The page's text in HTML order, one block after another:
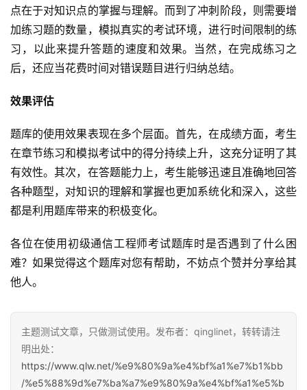
点在于对知识点的掌握与理解。而到了冲刺阶段，则需要增
加练习题的数量，模拟真实的考试环境，进行时间限制的练
习，以此来提升答题的速度和效果。当然，在完成练习之
后，还应当花费时间对错误题目进行归纳总结。
效果评估
题库的使用效果表现在多个层面。首先，在成绩方面，考生
在章节练习和模拟考试中的得分持续上升，这充分证明了其
有效性。其次，在答题能力上，考生能够迅速且准确地回答
各种题型，对知识的理解和掌握也更加系统化和深入，这些
都是利用题库带来的积极变化。
各位在使用初级通信工程师考试题库时是否遇到了什么困
难？如果觉得这个题库对您有帮助，不妨点个赞并分享给其
他人。
主题测试文章，只做测试使用。发布者：qinglinet，转转请注
明出处：
https://www.qlw.net/%e9%80%9a%e4%bf%a1%e7%b1%bb
/%e5%88%9d%e7%ba%a7%e9%80%9a%e4%bf%a1%e5%b